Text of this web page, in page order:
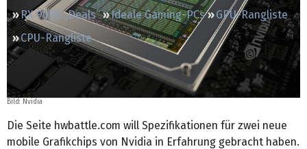
RX 9000 „Deals“
Ideale Gaming-PCs
GPU-Rangliste
CPU-Rangliste
Bild: Nvidia
Die Seite hwbattle.com will Spezifikationen für zwei neue
mobile Grafikchips von Nvidia in Erfahrung gebracht haben.